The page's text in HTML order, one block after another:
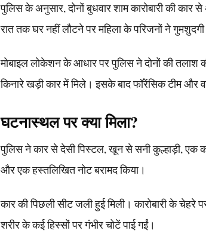
पुलिस के अनुसार, दोनों बुधवार शाम कारोबारी की
रात तक घर नहीं लौटने पर महिला के परिजनों ने
मोबाइल लोकेशन के आधार पर पुलिस ने दोनों की
किनारे खड़ी कार में मिले। इसके बाद फॉरेंसिक टीम और
घटनास्थल पर क्या मिला?
पुलिस ने कार से देसी पिस्टल, खून से सनी कुल्हाड़ी, एक
और एक हस्तलिखित नोट बरामद किया।
कार की पिछली सीट जली हुई मिली। कारोबारी के
शरीर के कई हिस्सों पर गंभीर चोटें पाई गईं।